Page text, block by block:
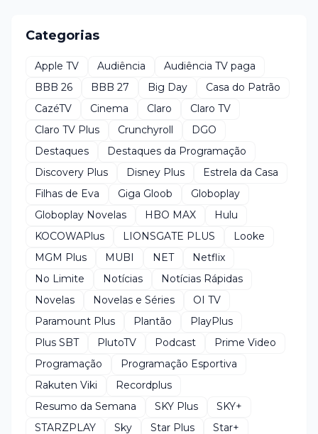
Categorias
Apple TV Audiência
Audiência TV paga
BBB 26
BBB 27 Big Day
Casa do Patrão
CazéTV
Cinema Claro
Claro TV
Claro TV Plus
Crunchyroll
DGO
Destaques
Destaques da Programação
Discovery Plus
Disney Plus
Estrela da Casa
Filhas de Eva
Giga Gloob
Globoplay
Globoplay Novelas
HBO MAX
Hulu
KOCOWAPlus
LIONSGATE PLUS
Looke
MGM Plus
MUBI NET
Netflix
No Limite
Notícias
Notícias Rápidas
Novelas
Novelas e Séries
OI TV
Paramount Plus
Plantão
PlayPlus
Plus SBT
PlutoTV Podcast
Prime Video
Programação
Programação Esportiva
Rakuten Viki
Recordplus
Resumo da Semana
SKY Plus
SKY+
STARZPLAY
Sky Star Plus
Star+